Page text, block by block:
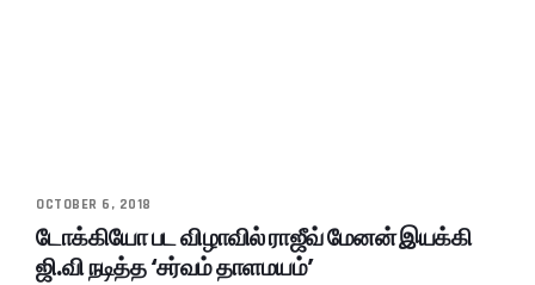
OCTOBER 6, 2018
டோக்கியோ பட விழாவில் ராஜீவ் மேனன் இயக்கி
ஜி.வி நடித்த ‘சர்வம் தாளமயம்’